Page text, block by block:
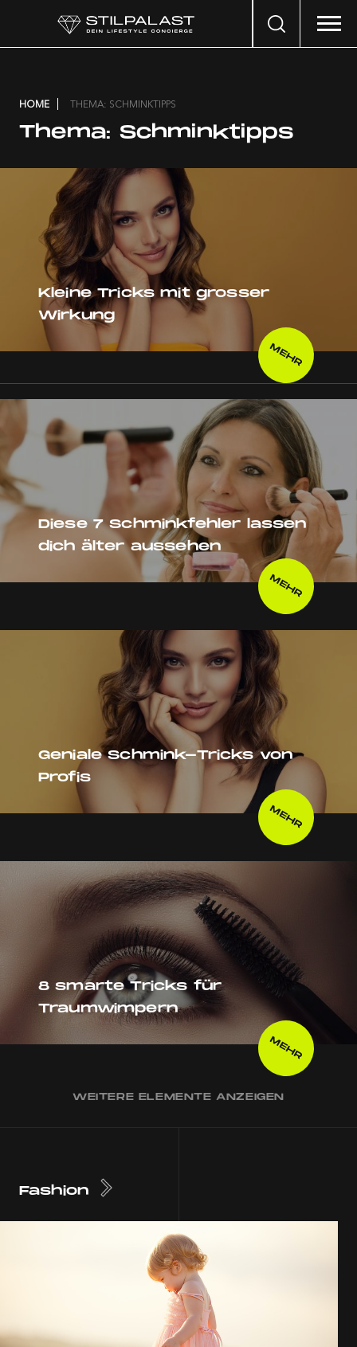
Search
HOME THEMA: SCHMINKTIPPS
Thema: Schminktipps
Kleine Tricks mit grosser
Wirkung
MEHR
Diese 7 Schminkfehler lassen
dich älter aussehen
MEHR
Geniale Schmink-Tricks von
Profis
MEHR
8 smarte Tricks für
Traumwimpern
MEHR
WEITERE ELEMENTE ANZEIGEN
Fashion